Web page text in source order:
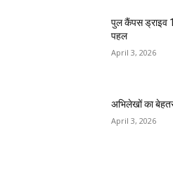
पुल कैंपस ड्राइव
पहल
April 3, 2026
अभिलेखों का
April 3, 2026